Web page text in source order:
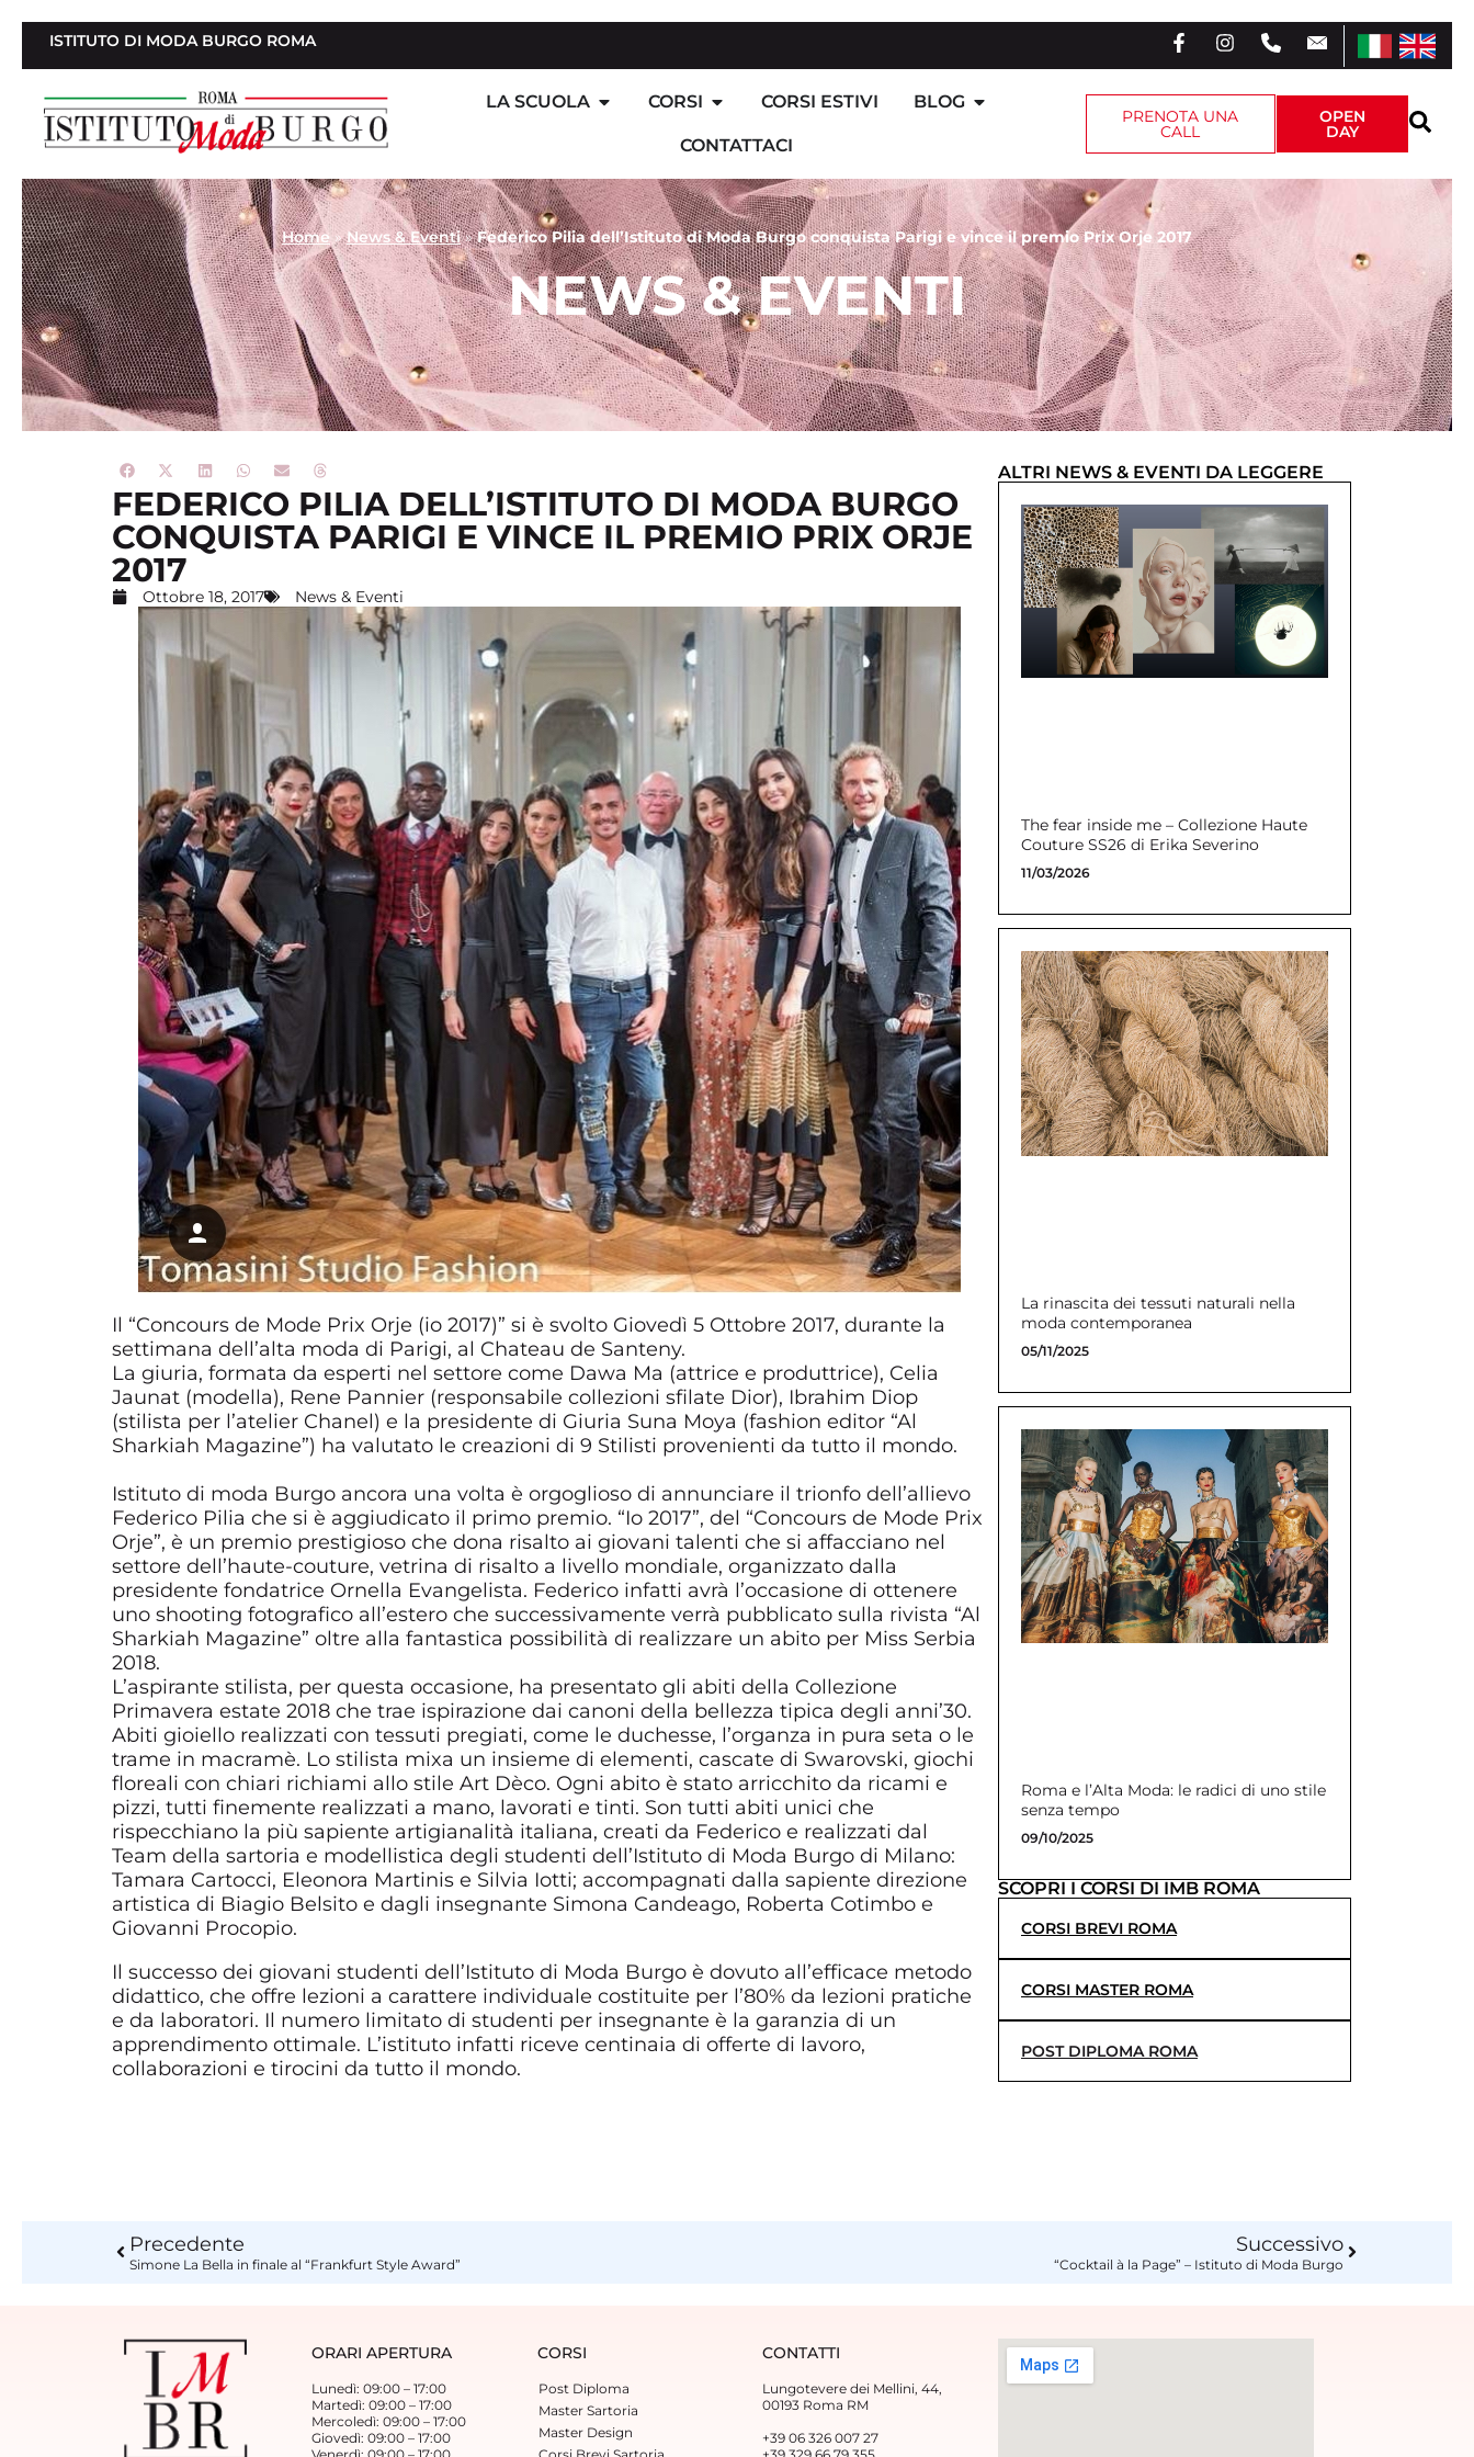
ISTITUTO DI MODA BURGO ROMA
LA SCUOLA CORSI CORSI ESTIVI BLOG
CONTATTACI
PRENOTA UNA
CALL
OPEN
DAY
Home»News & Eventi»Federico Pilia dell’Istituto di Moda Burgo conquista Parigi e vince il premio Prix Orje 2017
NEWS & EVENTI
FEDERICO PILIA DELL’ISTITUTO DI MODA BURGO
CONQUISTA PARIGI E VINCE IL PREMIO PRIX ORJE
2017
Ottobre 18, 2017 News & Eventi
Il “Concours de Mode Prix Orje (io 2017)” si è svolto Giovedì 5 Ottobre 2017, durante la
settimana dell’alta moda di Parigi, al Chateau de Santeny.
La giuria, formata da esperti nel settore come Dawa Ma (attrice e produttrice), Celia
Jaunat (modella), Rene Pannier (responsabile collezioni sfilate Dior), Ibrahim Diop
(stilista per l’atelier Chanel) e la presidente di Giuria Suna Moya (fashion editor “Al
Sharkiah Magazine”) ha valutato le creazioni di 9 Stilisti provenienti da tutto il mondo.
Istituto di moda Burgo ancora una volta è orgoglioso di annunciare il trionfo dell’allievo
Federico Pilia che si è aggiudicato il primo premio. “Io 2017”, del “Concours de Mode Prix
Orje”, è un premio prestigioso che dona risalto ai giovani talenti che si affacciano nel
settore dell’haute-couture, vetrina di risalto a livello mondiale, organizzato dalla
presidente fondatrice Ornella Evangelista. Federico infatti avrà l’occasione di ottenere
uno shooting fotografico all’estero che successivamente verrà pubblicato sulla rivista “Al
Sharkiah Magazine” oltre alla fantastica possibilità di realizzare un abito per Miss Serbia
2018.
L’aspirante stilista, per questa occasione, ha presentato gli abiti della Collezione
Primavera estate 2018 che trae ispirazione dai canoni della bellezza tipica degli anni’30.
Abiti gioiello realizzati con tessuti pregiati, come le duchesse, l’organza in pura seta o le
trame in macramè. Lo stilista mixa un insieme di elementi, cascate di Swarovski, giochi
floreali con chiari richiami allo stile Art Dèco. Ogni abito è stato arricchito da ricami e
pizzi, tutti finemente realizzati a mano, lavorati e tinti. Son tutti abiti unici che
rispecchiano la più sapiente artigianalità italiana, creati da Federico e realizzati dal
Team della sartoria e modellistica degli studenti dell’Istituto di Moda Burgo di Milano:
Tamara Cartocci, Eleonora Martinis e Silvia Iotti; accompagnati dalla sapiente direzione
artistica di Biagio Belsito e dagli insegnante Simona Candeago, Roberta Cotimbo e
Giovanni Procopio.
Il successo dei giovani studenti dell’Istituto di Moda Burgo è dovuto all’efficace metodo
didattico, che offre lezioni a carattere individuale costituite per l’80% da lezioni pratiche
e da laboratori. Il numero limitato di studenti per insegnante è la garanzia di un
apprendimento ottimale. L’istituto infatti riceve centinaia di offerte di lavoro,
collaborazioni e tirocini da tutto il mondo.
ALTRI NEWS & EVENTI DA LEGGERE
The fear inside me – Collezione Haute
Couture SS26 di Erika Severino
11/03/2026
La rinascita dei tessuti naturali nella
moda contemporanea
05/11/2025
Roma e l’Alta Moda: le radici di uno stile
senza tempo
09/10/2025
SCOPRI I CORSI DI IMB ROMA
CORSI BREVI ROMA
CORSI MASTER ROMA
POST DIPLOMA ROMA
Precedente
Simone La Bella in finale al “Frankfurt Style Award”
Successivo
“Cocktail à la Page” – Istituto di Moda Burgo
ORARI APERTURA
Lunedì: 09:00 – 17:00
Martedì: 09:00 – 17:00
Mercoledì: 09:00 – 17:00
Giovedì: 09:00 – 17:00
Venerdì: 09:00 – 17:00
CORSI
Post Diploma
Master Sartoria
Master Design
Corsi Brevi Sartoria
CONTATTI
Lungotevere dei Mellini, 44,
00193 Roma RM
+39 06 326 007 27
+39 329 66 79 355‬